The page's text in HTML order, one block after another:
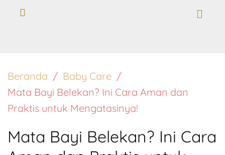
Beranda
Baby Care
Mata Bayi Belekan? Ini Cara Aman dan
Praktis untuk Mengatasinya!
Mata Bayi Belekan? Ini Cara